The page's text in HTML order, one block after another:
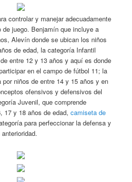
controlar y manejar adecuadamente
de juego. Benjamín que incluye a
Alevín donde se ubican los niños
de edad, la categoría Infantil
entre 12 y 13 años y aquí es donde
en el campo de fútbol 11; la
niños de entre 14 y 15 años y en
ofensivos y defensivos del
Juvenil, que comprende
17 y 18 años de edad,camiseta de
para perfeccionar la defensa y